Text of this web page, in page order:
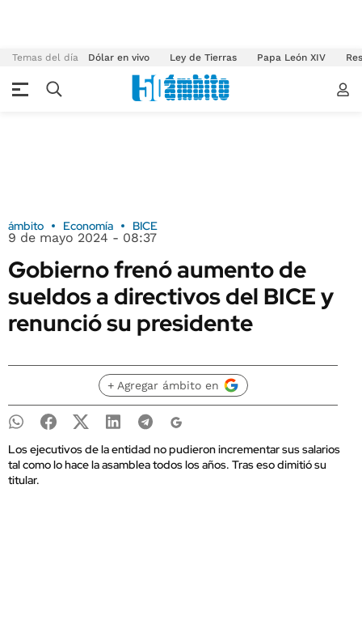
Temas del día Dólar en vivo Ley de Tierras Papa León XIV
ámbito Economía BICE
9 de mayo 2024 - 08:37
Gobierno frenó aumento de
sueldos a directivos del BICE y
renunció su presidente
+ Agregar ámbito en
Los ejecutivos de la entidad no pudieron incrementar sus salarios
tal como lo hace la asamblea todos los años. Tras eso dimitió su
titular.